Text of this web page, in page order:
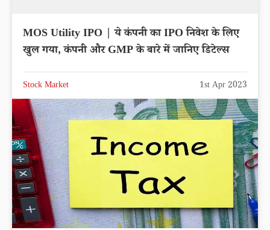
MOS Utility IPO | ये कंपनी का IPO निवेश के लिए
खुल गया, कंपनी और GMP के बारे में जानिए डिटेल्स
Stock Market 1st Apr 2023